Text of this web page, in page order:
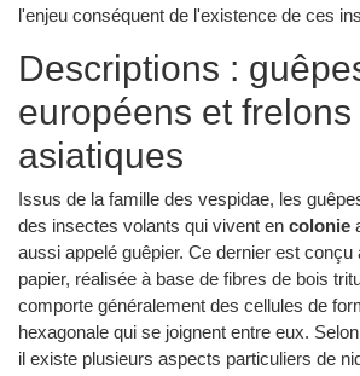
l'enjeu conséquent de l'existence de ces
Descriptions :
européens et frelons
asiatiques
Issus de la famille des vespidae, les
des insectes volants qui vivent en colonie
aussi appelé guêpier. Ce dernier est conçu
papier, réalisée à base de fibres de bois
comporte généralement des cellules de
hexagonale qui se joignent entre eux.
il existe plusieurs aspects particuliers de